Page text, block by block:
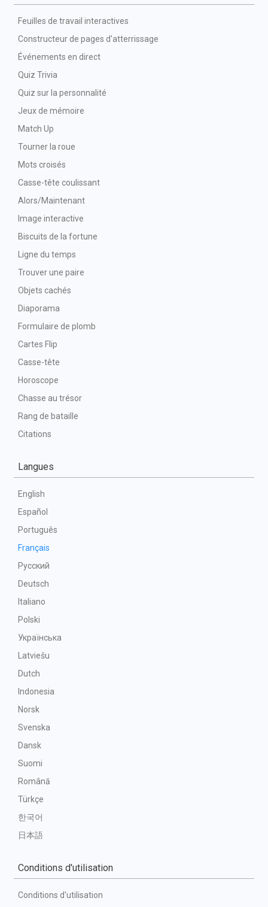
Feuilles de travail interactives
Constructeur de pages d'atterrissage
Événements en direct
Quiz Trivia
Quiz sur la personnalité
Jeux de mémoire
Match Up
Tourner la roue
Mots croisés
Casse-tête coulissant
Alors/Maintenant
Image interactive
Biscuits de la fortune
Ligne du temps
Trouver une paire
Objets cachés
Diaporama
Formulaire de plomb
Cartes Flip
Casse-tête
Horoscope
Chasse au trésor
Rang de bataille
Citations
Langues
English
Español
Português
Français
Русский
Deutsch
Italiano
Polski
Українська
Latviešu
Dutch
Indonesia
Norsk
Svenska
Dansk
Suomi
Română
Türkçe
한국어
日本語
Conditions d'utilisation
Conditions d'utilisation